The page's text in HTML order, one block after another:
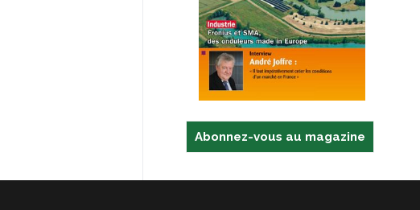
Abonnez-vous au magazine